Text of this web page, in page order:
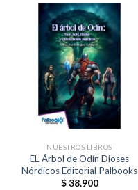
NUESTROS LIBROS
EL Árbol de Odín Dioses
Nórdicos Editorial Palbooks
$38.900